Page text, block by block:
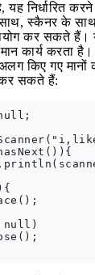
निर्धारित
स्कैनर के
कर सकते हैं।
कार्य करता
किए गए
सकते हैं: